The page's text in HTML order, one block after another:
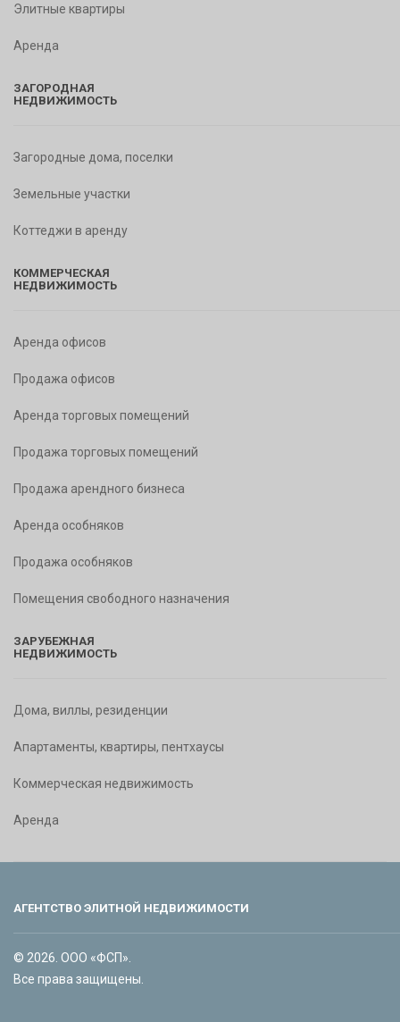
Элитные квартиры
Аренда
ЗАГОРОДНАЯ
НЕДВИЖИМОСТЬ
Загородные дома, поселки
Земельные участки
Коттеджи в аренду
КОММЕРЧЕСКАЯ
НЕДВИЖИМОСТЬ
Аренда офисов
Продажа офисов
Аренда торговых помещений
Продажа торговых помещений
Продажа арендного бизнеса
Аренда особняков
Продажа особняков
Помещения свободного назначения
ЗАРУБЕЖНАЯ
НЕДВИЖИМОСТЬ
Дома, виллы, резиденции
Апартаменты, квартиры, пентхаусы
Коммерческая недвижимость
Аренда
АГЕНТСТВО ЭЛИТНОЙ НЕДВИЖИМОСТИ
© 2026. ООО «ФСП».
Все права защищены.